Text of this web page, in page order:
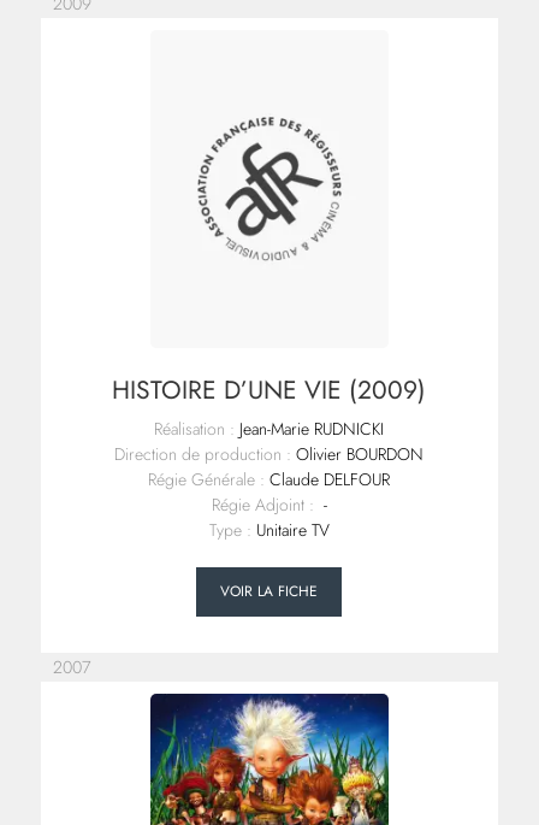
HISTOIRE D’UNE VIE (2009)
Réalisation : Jean-Marie RUDNICKI
Direction de production : Olivier BOURDON
Régie Générale : Claude DELFOUR
Régie Adjoint : -
Type : Unitaire TV
VOIR LA FICHE
2007